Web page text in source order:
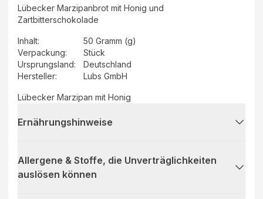
Lübecker Marzipanbrot mit Honig und
Zartbitterschokolade
Inhalt:
50 Gramm (g)
Verpackung:
Stück
Ursprungsland:
Deutschland
Hersteller: Lubs GmbH
Lübecker Marzipan mit Honig
Ernährungshinweise
Allergene & Stoffe, die Unverträglichkeiten
auslösen können